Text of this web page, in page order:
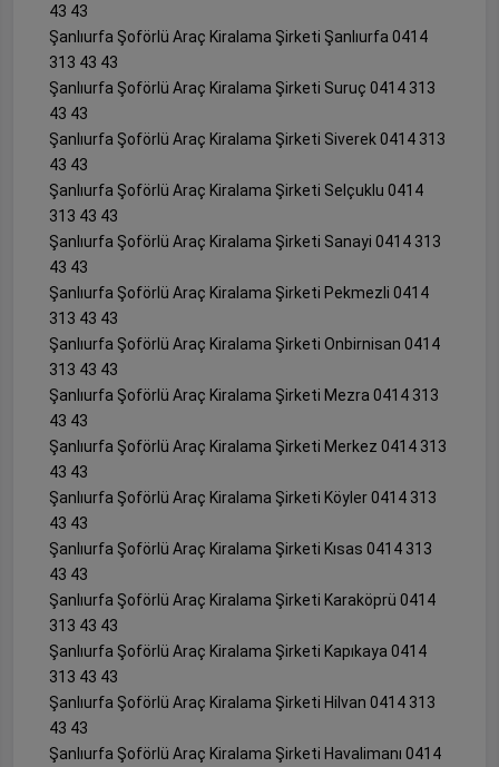
43 43
Şanlıurfa Şoförlü Araç Kiralama Şirketi Şanlıurfa 0414
313 43 43
Şanlıurfa Şoförlü Araç Kiralama Şirketi Suruç 0414 313
43 43
Şanlıurfa Şoförlü Araç Kiralama Şirketi Siverek 0414 313
43 43
Şanlıurfa Şoförlü Araç Kiralama Şirketi Selçuklu 0414
313 43 43
Şanlıurfa Şoförlü Araç Kiralama Şirketi Sanayi 0414 313
43 43
Şanlıurfa Şoförlü Araç Kiralama Şirketi Pekmezli 0414
313 43 43
Şanlıurfa Şoförlü Araç Kiralama Şirketi Onbirnisan 0414
313 43 43
Şanlıurfa Şoförlü Araç Kiralama Şirketi Mezra 0414 313
43 43
Şanlıurfa Şoförlü Araç Kiralama Şirketi Merkez 0414 313
43 43
Şanlıurfa Şoförlü Araç Kiralama Şirketi Köyler 0414 313
43 43
Şanlıurfa Şoförlü Araç Kiralama Şirketi Kısas 0414 313
43 43
Şanlıurfa Şoförlü Araç Kiralama Şirketi Karaköprü 0414
313 43 43
Şanlıurfa Şoförlü Araç Kiralama Şirketi Kapıkaya 0414
313 43 43
Şanlıurfa Şoförlü Araç Kiralama Şirketi Hilvan 0414 313
43 43
Şanlıurfa Şoförlü Araç Kiralama Şirketi Havalimanı 0414